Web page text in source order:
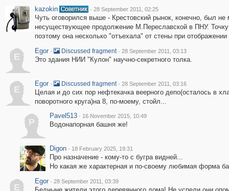
kazokin
· 28 September 2011, 02:25
Чуть оговорился выше - Крестовский рынок, конечно, был
несуществующее продолжение М.Переславской в ПНУ. Точку
поэтому она несколько "отъехала" от стены при отображении
E
Egor · Discussed fragment · 28 September 2011, 03:13
Это здания НИИ "Кулон" научно-секретного толка.
E
Egor · Discussed fragment · 28 September 2011, 03:16
Целая и до сих пор нефтекачка веерного депо(осталось в
поворотного круга)на 8, по-моему, стойл...
P
Pavel513 · 16 November 2015, 10:49
Водонапорная башня же!
Digon · 18 February 2025, 19:31
Про назначение - кому-то с бугра видней...
Но какая же характерная и по-своему любимая форма
E
Egor · 28 September 2011, 03:39